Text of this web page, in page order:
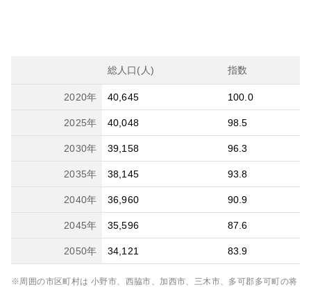
総人口(人) 指数
2020年 40,645 100.0
2025年 40,048 98.5
2030年 39,158 96.3
2035年 38,145 93.8
2040年 36,960 90.9
2045年 35,596 87.6
2050年 34,121 83.9
※周囲の市区町村は 小野市、西脇市、加西市、三木市、多可郡多可町の将